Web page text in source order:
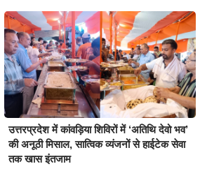
उत्तरप्रदेश में कांवड़िया शिविरों में ‘अतिथि देवो भव’
की अनूठी मिसाल, सात्विक व्यंजनों से हाईटेक सेवा
तक खास इंतजाम